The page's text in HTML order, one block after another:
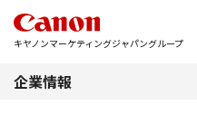
キヤノンマーケティングジャパングループ
企業情報